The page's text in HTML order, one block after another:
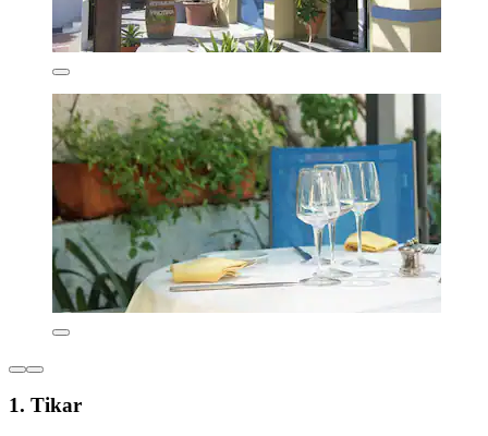
1. Tikar